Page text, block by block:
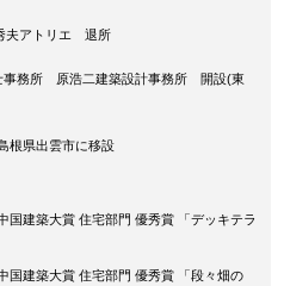
夫アトリエ 退所
務所 原浩二建築設計事務所 開設(東
根県出雲市に移設
国建築大賞 住宅部門 優秀賞 「デッキテラ
国建築大賞 住宅部門 優秀賞 「段々畑の